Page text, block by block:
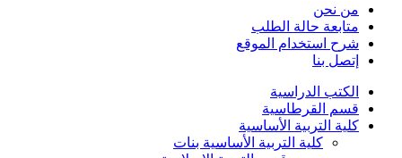
من نحن
متابعة حالة الطلب
شرح استخدام الموقع
إتصل بنا
الكتب الدراسية
قسم القرطاسية
كلية التربية الأساسية
كلية التربية الأساسية بنات